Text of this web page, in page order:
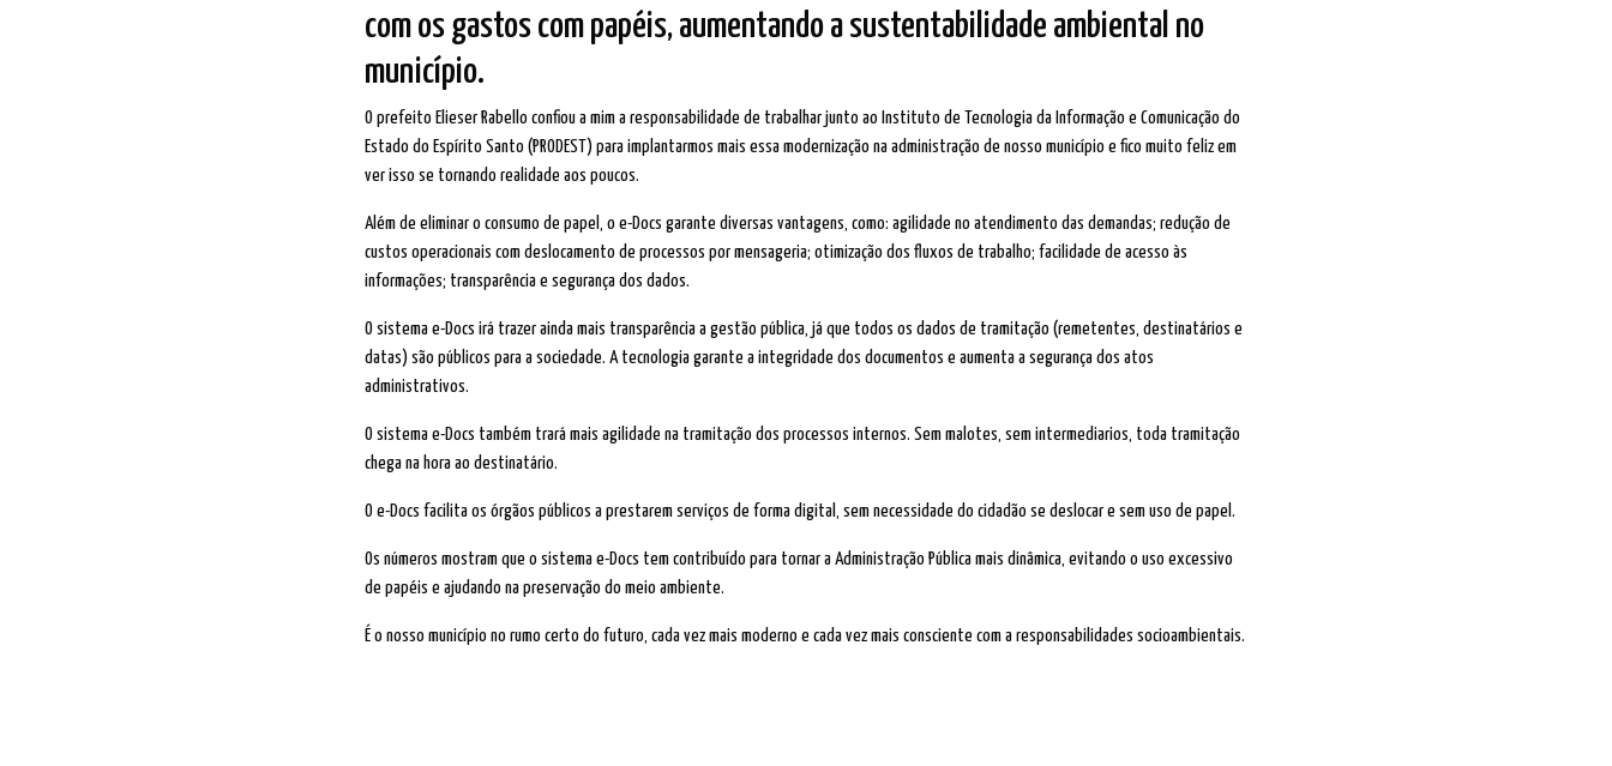
com os gastos com papéis, aumentando a sustentabilidade ambiental no
município.
O prefeito Elieser Rabello confiou a mim a responsabilidade de trabalhar junto ao Instituto de Tecnologia da Informação e Comunicação do
Estado do Espírito Santo (PRODEST) para implantarmos mais essa modernização na administração de nosso município e fico muito feliz em
ver isso se tornando realidade aos poucos.
Além de eliminar o consumo de papel, o e-Docs garante diversas vantagens, como: agilidade no atendimento das demandas; redução de
custos operacionais com deslocamento de processos por mensageria; otimização dos fluxos de trabalho; facilidade de acesso às
informações; transparência e segurança dos dados.
O sistema e-Docs irá trazer ainda mais transparência a gestão pública, já que todos os dados de tramitação (remetentes, destinatários e
datas) são públicos para a sociedade. A tecnologia garante a integridade dos documentos e aumenta a segurança dos atos
administrativos.
O sistema e-Docs também trará mais agilidade na tramitação dos processos internos. Sem malotes, sem intermediarios, toda tramitação
chega na hora ao destinatário.
O e-Docs facilita os órgãos públicos a prestarem serviços de forma digital, sem necessidade do cidadão se deslocar e sem uso de papel.
Os números mostram que o sistema e-Docs tem contribuído para tornar a Administração Pública mais dinâmica, evitando o uso excessivo
de papéis e ajudando na preservação do meio ambiente.
É o nosso município no rumo certo do futuro, cada vez mais moderno e cada vez mais consciente com a responsabilidades socioambientais.